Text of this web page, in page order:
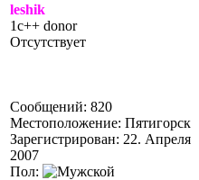
leshik
1c++ donor
Отсутствует
Сообщений: 820
Местоположение: Пятигорск
Зарегистрирован: 22. Апреля
2007
Пол: